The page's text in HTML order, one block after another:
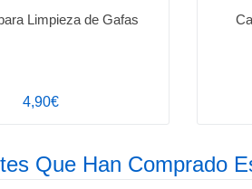
Limpieza de Gafas
4,90€
Que Han Comprado